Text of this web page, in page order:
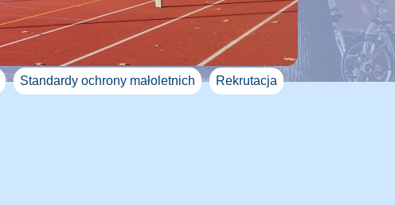
Standardy ochrony małoletnich
Rekrutacja